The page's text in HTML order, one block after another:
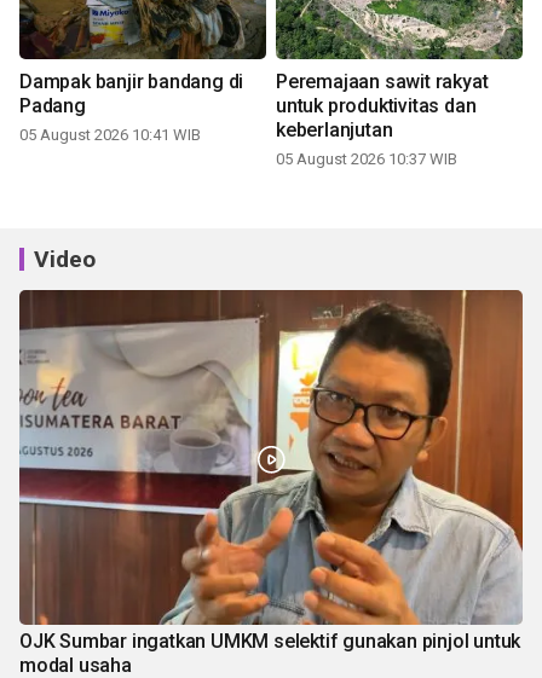
Dampak banjir bandang di
Padang
05 August 2026 10:41 WIB
Peremajaan sawit rakyat
untuk produktivitas dan
keberlanjutan
05 August 2026 10:37 WIB
Video
OJK Sumbar ingatkan UMKM selektif gunakan pinjol untuk
modal usaha